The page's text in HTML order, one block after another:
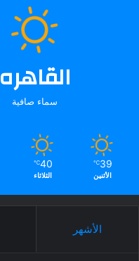
القاهره
سماء صافية
39
℃
الأثنين
40
℃
الثلاثاء
الأشهر